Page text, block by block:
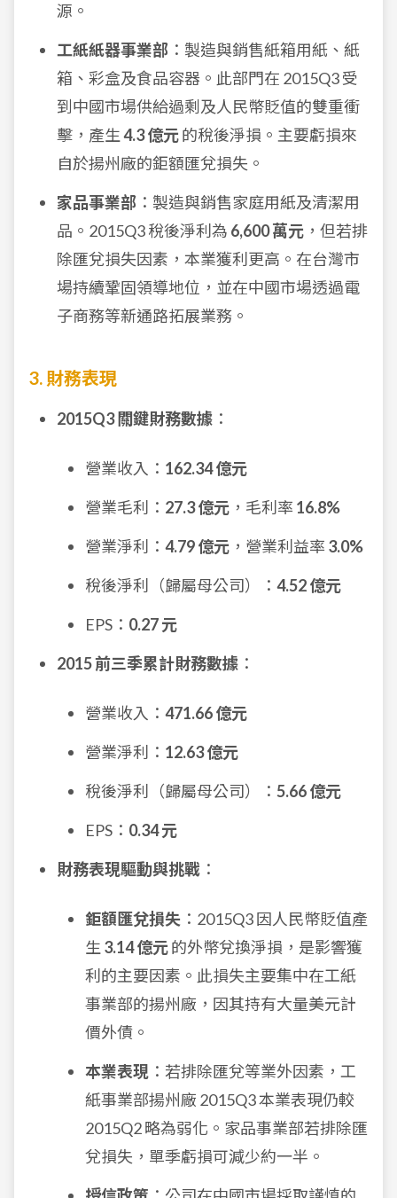
源。
工紙紙器事業部 ：製造與銷售紙箱用紙、紙
箱、彩盒及食品容器。此部門在 2015Q3 受
到中國市場供給過剩及人民幣貶值的雙重衝
擊，產生4.3 億元的稅後淨損。主要虧損來
自於揚州廠的鉅額匯兌損失。
家品事業部 ：製造與銷售家庭用紙及清潔用
品。2015Q3 稅後淨利為 6,600 萬元 ，但若排
除匯兌損失因素，本業獲利更高。在台灣市
場持續鞏固領導地位，並在中國市場透過電
子商務等新通路拓展業務。
3. 財務表現
2015Q3 關鍵財務數據 ：
營業收入： 162.34 億元
營業毛利： 27.3 億元 ，毛利率 16.8%
營業淨利： 4.79 億元 ，營業利益率 3.0%
稅後淨利（歸屬母公司）： 4.52 億元
EPS： 0.27 元
2015 前三季累計財務數據 ：
營業收入： 471.66 億元
營業淨利： 12.63 億元
稅後淨利（歸屬母公司）： 5.66 億元
EPS： 0.34 元
財務表現驅動與挑戰 ：
鉅額匯兌損失 ：2015Q3 因人民幣貶值產
生 3.14 億元的外幣兌換淨損，是影響獲
利的主要因素。此損失主要集中在工紙
事業部的揚州廠，因其持有大量美元計
價外債。
本業表現 ：若排除匯兌等業外因素，工
紙事業部揚州廠 2015Q3 本業表現仍較
2015Q2 略為弱化。家品事業部若排除匯
兌損失，單季虧損可減少約一半。